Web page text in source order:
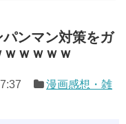
パンマン対策をガ
ｗｗｗｗ
漫画感想・雑